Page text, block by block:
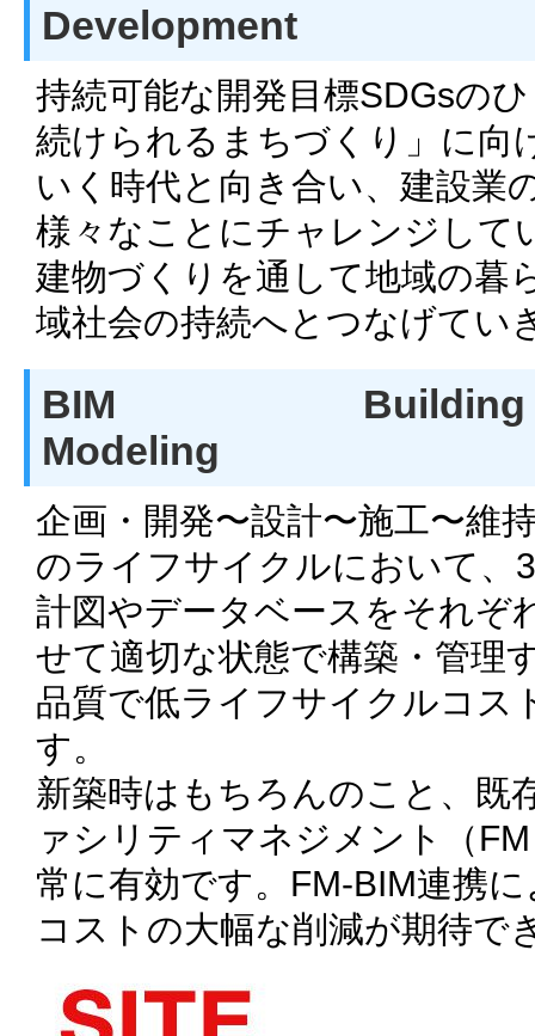
Development
持続可能な開発目標SDGsの
続けられるまちづくり」に向
いく時代と向き合い、建設業
様々なことにチャレンジして
建物づくりを通して地域の暮
域社会の持続へとつなげてい
BIM Building
Modeling
企画・開発〜設計〜施工〜維
のライフサイクルにおいて、
計図やデータベースをそれぞ
せて適切な状態で構築・管理
品質で低ライフサイクルコス
す。
新築時はもちろんのこと、既
ァシリティマネジメント（
常に有効です。FM-BIM連携
コストの大幅な削減が期待で